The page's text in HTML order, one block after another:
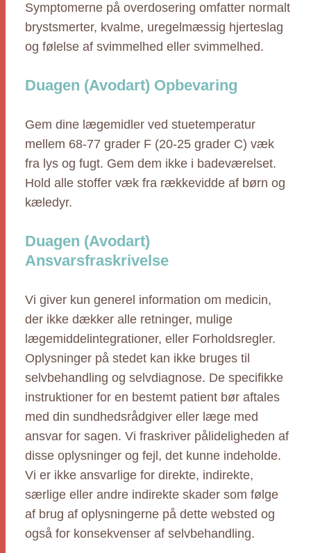
Symptomerne på overdosering omfatter normalt
brystsmerter, kvalme, uregelmæssig hjerteslag
og følelse af svimmelhed eller svimmelhed.
Duagen (Avodart) Opbevaring
Gem dine lægemidler ved stuetemperatur
mellem 68-77 grader F (20-25 grader C) væk
fra lys og fugt. Gem dem ikke i badeværelset.
Hold alle stoffer væk fra rækkevidde af børn og
kæledyr.
Duagen (Avodart)
Ansvarsfraskrivelse
Vi giver kun generel information om medicin,
der ikke dækker alle retninger, mulige
lægemiddelintegrationer, eller Forholdsregler.
Oplysninger på stedet kan ikke bruges til
selvbehandling og selvdiagnose. De specifikke
instruktioner for en bestemt patient bør aftales
med din sundhedsrådgiver eller læge med
ansvar for sagen. Vi fraskriver pålideligheden af
disse oplysninger og fejl, det kunne indeholde.
Vi er ikke ansvarlige for direkte, indirekte,
særlige eller andre indirekte skader som følge
af brug af oplysningerne på dette websted og
også for konsekvenser af selvbehandling.